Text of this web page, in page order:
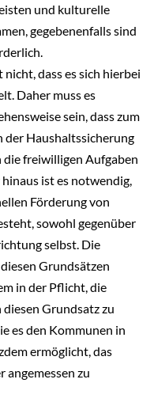
und kulturelle
gegebenenfalls sind
dass es sich hierbei
Daher muss es
sein, dass zum
der Haushaltssicherung
freiwilligen Aufgaben
ist es notwendig,
Förderung von
sowohl gegenüber
selbst. Die
Grundsätzen
in der Pflicht, die
Grundsatz zu
es den Kommunen in
ermöglicht, das
zu